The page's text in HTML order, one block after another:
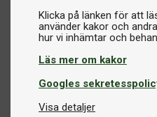
Klicka på länken för att
använder kakor och
Läs mer om kakor
Googles
Visa detaljer